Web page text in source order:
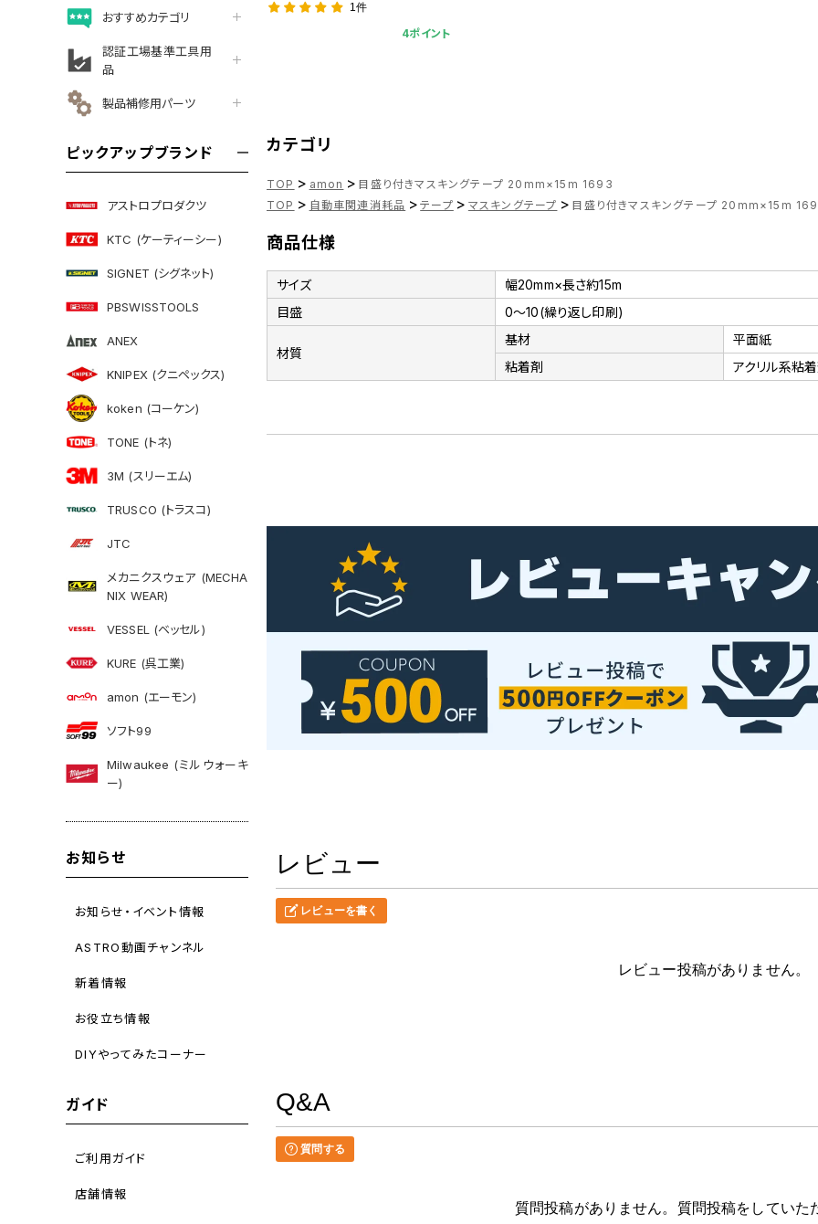
おすすめカテゴリ
認証工場基準工具用
品
製品補修用パーツ
ピックアップブランド
アストロプロダクツ
KTC (ケーティーシー)
SIGNET (シグネット)
PBSWISSTOOLS
ANEX
KNIPEX (クニペックス)
koken (コーケン)
TONE (トネ)
3M (スリーエム)
TRUSCO (トラスコ)
JTC
メカニクスウェア (MECHA
NIX WEAR)
VESSEL (ベッセル)
KURE (呉工業)
amon (エーモン)
ソフト99
Milwaukee (ミルウォーキ
ー)
お知らせ
お知らせ・イベント情報
ASTRO動画チャンネル
新着情報
お役立ち情報
DIYやってみたコーナー
ガイド
ご利用ガイド
店舗情報
1件
4ポイント
カテゴリ
TOP > amon > 目盛り付きマスキングテープ 20mm×15m 1693
TOP > 自動車関連消耗品 > テープ > マスキングテープ > 目盛り付きマスキングテープ 20mm×15m
商品仕様
サイズ
幅20mm×長さ約15m
目盛
0～10(繰り返し印刷)
材質
基材
平面紙
粘着剤
アクリル系粘
レビュー
レビューを書く
レビュー投稿がありません。
Q&A
質問する
質問投稿がありません。質問投稿をしていた